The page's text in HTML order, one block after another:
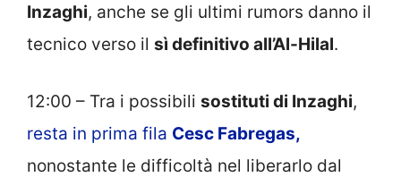
Inzaghi, anche se gli ultimi rumors danno il
tecnico verso il sì definitivo all’Al-Hilal.
12:00 – Tra i possibili sostituti di Inzaghi,
resta in prima fila Cesc Fabregas,
nonostante le difficoltà nel liberarlo dal